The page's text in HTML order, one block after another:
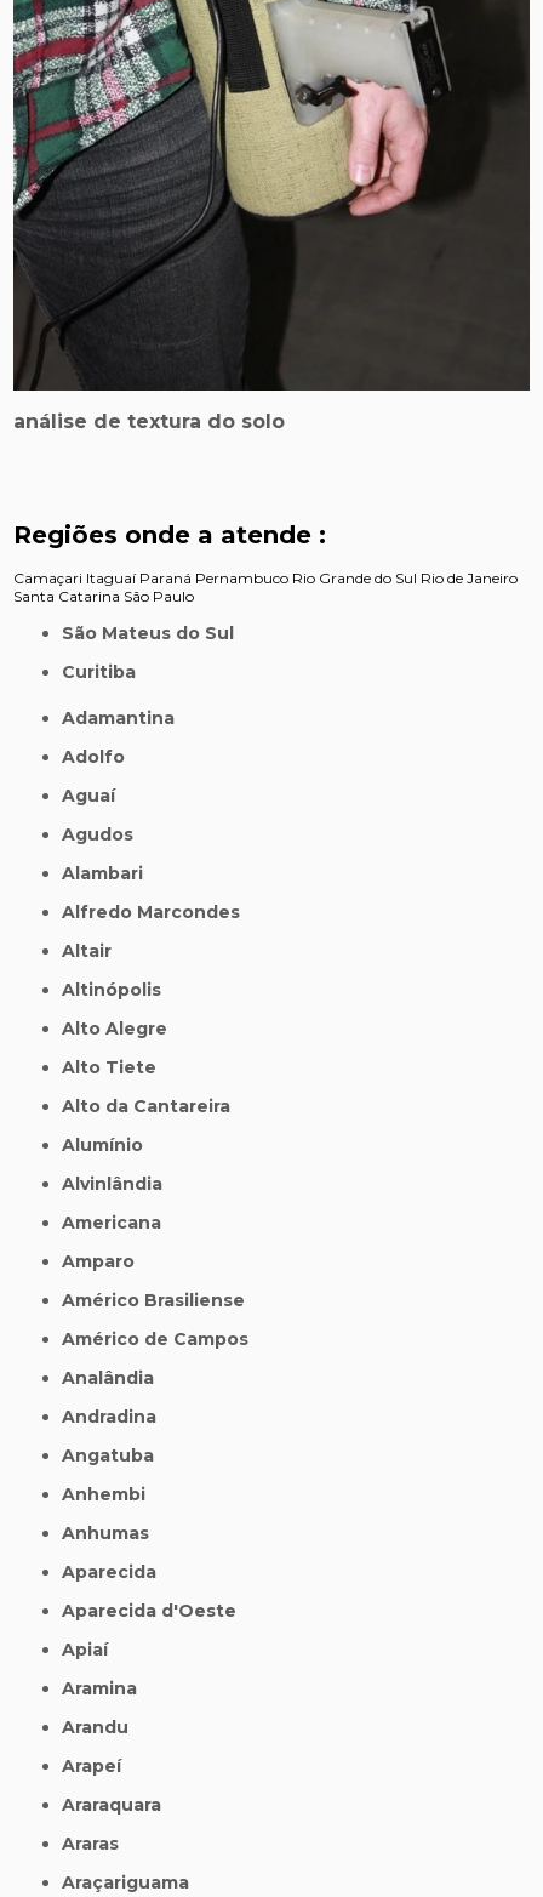
análise de textura do solo
Regiões onde a atende :
Camaçari Itaguaí Paraná Pernambuco Rio Grande do Sul Rio de Janeiro
Santa Catarina São Paulo
São Mateus do Sul
Curitiba
Adamantina
Adolfo
Aguaí
Agudos
Alambari
Alfredo Marcondes
Altair
Altinópolis
Alto Alegre
Alto Tiete
Alto da Cantareira
Alumínio
Alvinlândia
Americana
Amparo
Américo Brasiliense
Américo de Campos
Analândia
Andradina
Angatuba
Anhembi
Anhumas
Aparecida
Aparecida d'Oeste
Apiaí
Aramina
Arandu
Arapeí
Araraquara
Araras
Araçariguama